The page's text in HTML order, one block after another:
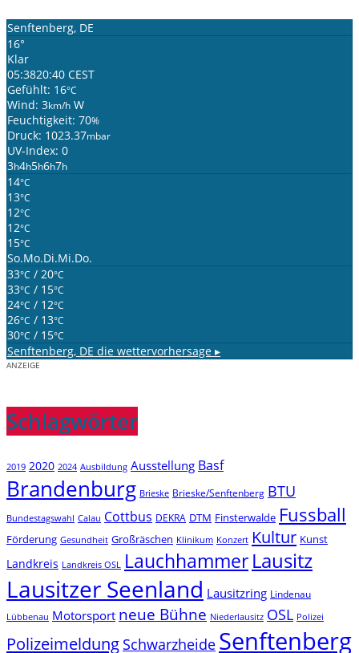
Senftenberg, DE
16°
Klar
05:3820:40 CEST
Gefühlt: 16°C
Wind: 3km/h W
Feuchtigkeit: 70%
Druck: 1023.37mbar
UV-Index: 0
3h4h5h6h7h
14°C
13°C
12°C
12°C
15°C
So.Mo.Di.Mi.Do.
33°C / 20°C
33°C / 15°C
24°C / 12°C
26°C / 13°C
30°C / 15°C
Senftenberg, DE die wettervorhersage ▸
ANZEIGE
Schlagwörter
2019 2020 2024 Ausbildung Ausstellung Basf
Brandenburg Brieske Brieske/Senftenberg BTU
Bundestagswahl Calau Cottbus DEKRA DTM Finsterwalde Fussball
Förderung Gesundheit Großräschen Klinikum Konzert Kultur Kunst
Landkreis Landkreis OSL LauchhammerLausitz
Lausitzer Seenland Lausitzring Lindenau
Lübbenau Motorsport neue Bühne Niederlausitz OSL Polizei
Polizeimeldung Schwarzheide Senftenberg